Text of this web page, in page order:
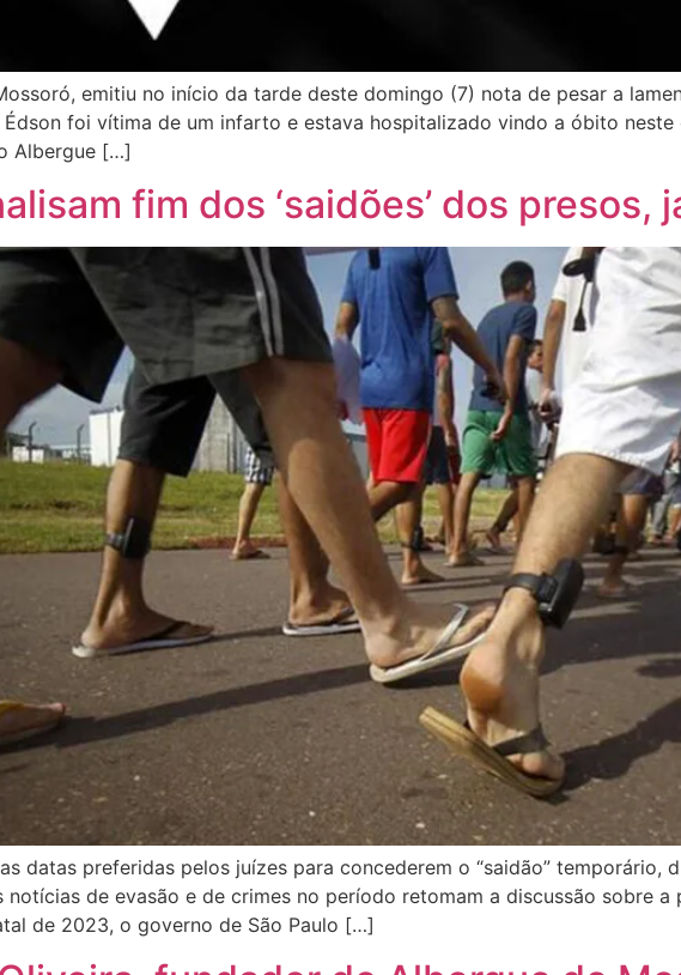
emitiu no início da tarde deste domingo (7) nota de pesar a
Édson foi vítima de um infarto e estava hospitalizado vindo a óbito
Albergue […]
fim dos ‘saidões’ dos presos,
datas preferidas pelos juízes para concederem o “saidão”
de evasão e de crimes no período retomam a discussão sobre a
de 2023, o governo de São Paulo […]